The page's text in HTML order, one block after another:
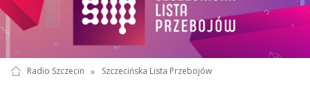
Radio Szczecin » Szczecińska Lista Przebojów